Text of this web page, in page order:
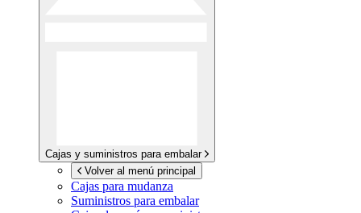
Cajas y suministros para embalar
Volver al menú principal
Cajas para mudanza
Suministros para embalar